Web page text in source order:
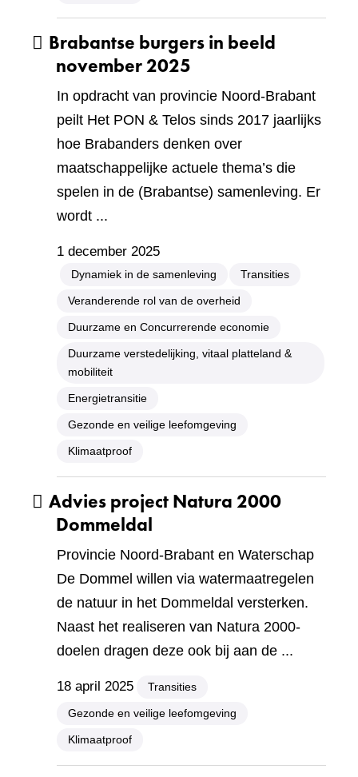
Brabantse burgers in beeld
november 2025
In opdracht van provincie Noord-Brabant
peilt Het PON & Telos sinds 2017 jaarlijks
hoe Brabanders denken over
maatschappelijke actuele thema’s die
spelen in de (Brabantse) samenleving. Er
wordt ...
1 december 2025
Dynamiek in de samenleving Transities
Veranderende rol van de overheid
Duurzame en Concurrerende economie
Duurzame verstedelijking, vitaal platteland &
mobiliteit
Energietransitie
Gezonde en veilige leefomgeving
Klimaatproof
Advies project Natura 2000
Dommeldal
Provincie Noord-Brabant en Waterschap
De Dommel willen via watermaatregelen
de natuur in het Dommeldal versterken.
Naast het realiseren van Natura 2000-
doelen dragen deze ook bij aan de ...
18 april 2025 Transities
Gezonde en veilige leefomgeving
Klimaatproof